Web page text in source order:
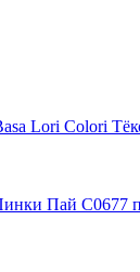
Lori Colori
Пай C0677